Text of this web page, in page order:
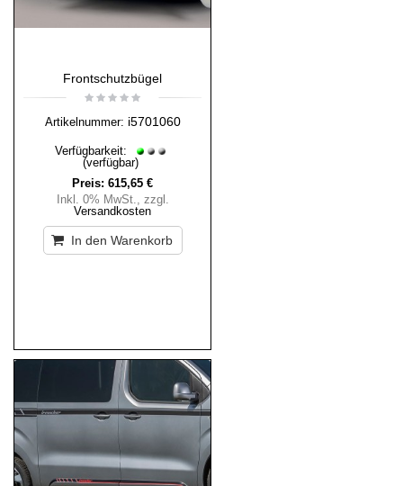
Frontschutzbügel
Artikelnummer: i5701060
Verfügbarkeit:
(verfügbar)
Preis: 615,65 €
Inkl. 0% MwSt., zzgl.
Versandkosten
In den Warenkorb